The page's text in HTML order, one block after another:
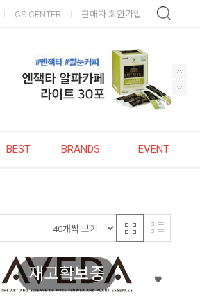
CS CENTER 판매자 회원가입
BEST BRANDS EVENT
재고확보중